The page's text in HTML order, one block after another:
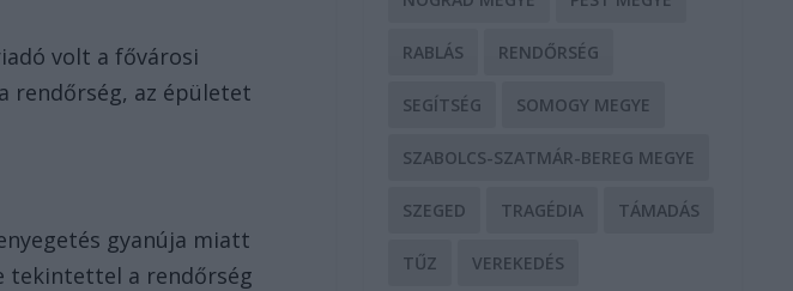
volt a fővárosi
rendőrség, az épületet
gyanúja miatt
tekintettel a rendőrség
RABLÁS RENDŐRSÉG
SEGÍTSÉG SOMOGY MEGYE
SZABOLCS-SZATMÁR-BEREG MEGYE
SZEGED TRAGÉDIA TÁMADÁS
TŰZ VEREKEDÉS